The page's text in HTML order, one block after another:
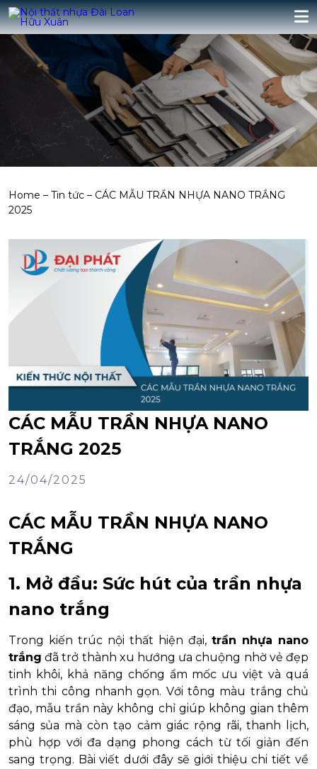
Home – Tin tức – CÁC MẪU TRẦN NHỰA NANO TRẮNG
2025
CÁC MẪU TRẦN NHỰA NANO
TRẮNG 2025
24/04/2025
CÁC MẪU TRẦN NHỰA NANO
TRẮNG
1. Mở đầu: Sức hút của trần nhựa
nano trắng
Trong kiến trúc nội thất hiện đại, trần nhựa nano
trắng đã trở thành xu hướng ưa chuộng nhờ vẻ đẹp
tinh khôi, khả năng chống ẩm mốc ưu việt và quá
trình thi công nhanh gọn. Với tông màu trắng chủ
đạo, mẫu trần này không chỉ giúp không gian thêm
sáng sủa mà còn tạo cảm giác rộng rãi, thanh lịch,
phù hợp với đa dạng phong cách từ tối giản đến
sang trọng. Bài viết dưới đây sẽ giới thiệu chi tiết về